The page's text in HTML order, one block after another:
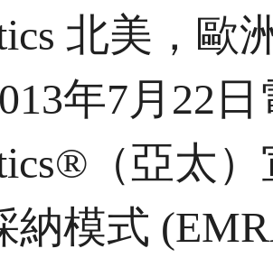
北美，歐
年7月22
（亞太
納模式